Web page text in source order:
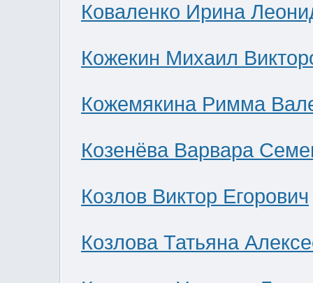
Коваленко Ирина
Кожекин Михаил
Кожемякина Римма
Козенёва Варвара
Козлов Виктор Егорович
Козлова Татьяна